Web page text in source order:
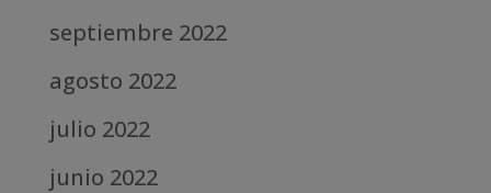
septiembre 2022
agosto 2022
julio 2022
junio 2022